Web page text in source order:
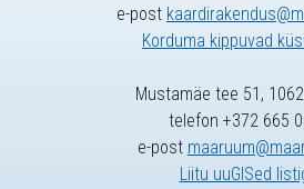
e-post
Korduma kippuvad
Mustamäe tee 51,
telefon +372 665
e-post
Liitu uuGISed